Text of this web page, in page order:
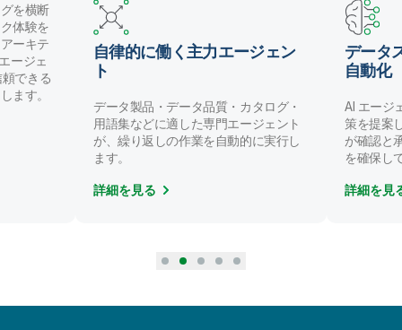
を横断
体験を
ーキテ
ージェ
できる
ます。
自律的に働く主力エージェン
ト
データ製品・データ品質・カタログ・
用語集などに適した専門エージェント
が、繰り返しの作業を自動的に実行し
ます。
詳細を見る
データ
自動化
AI エージ
策を提案
が確認と
を確保し
詳細を見